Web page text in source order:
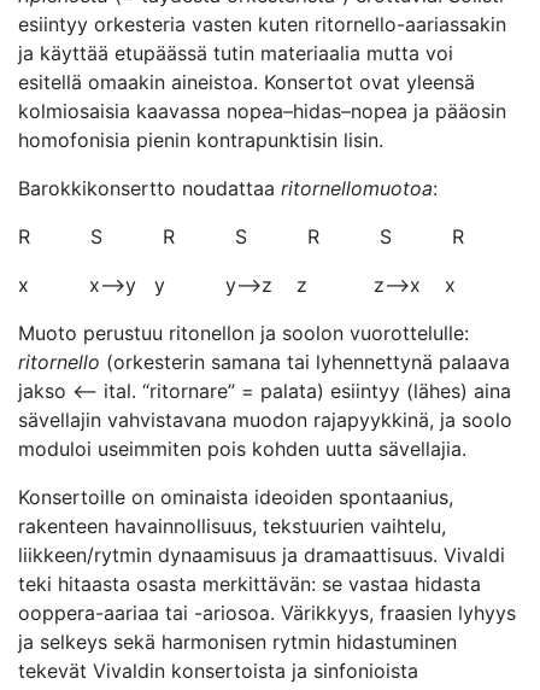
esiintyy orkesteria vasten kuten ritornello-aariassakin
ja käyttää etupäässä tutin materiaalia mutta voi
esitellä omaakin aineistoa. Konsertot ovat yleensä
kolmiosaisia kaavassa nopea–hidas–nopea ja pääosin
homofonisia pienin kontrapunktisin lisin.
Barokkikonsertto noudattaa ritornellomuotoa:
R S R S R S R
x x—>y y y—>z z z—>x x
Muoto perustuu ritonellon ja soolon vuorottelulle:
ritornello (orkesterin samana tai lyhennettynä palaava
jakso <— ital. “ritornare” = palata) esiintyy (lähes) aina
sävellajin vahvistavana muodon rajapyykkinä, ja soolo
moduloi useimmiten pois kohden uutta sävellajia.
Konsertoille on ominaista ideoiden spontaanius,
rakenteen havainnollisuus, tekstuurien vaihtelu,
liikkeen/rytmin dynaamisuus ja dramaattisuus. Vivaldi
teki hitaasta osasta merkittävän: se vastaa hidasta
ooppera-aariaa tai -ariosoa. Värikkyys, fraasien lyhyys
ja selkeys sekä harmonisen rytmin hidastuminen
tekevät Vivaldin konsertoista ja sinfonioista